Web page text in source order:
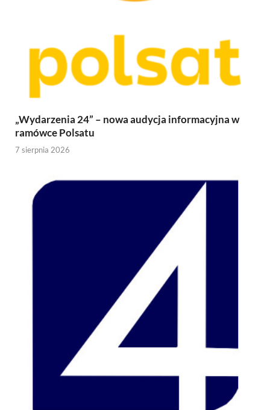
„Wydarzenia 24” – nowa audycja informacyjna w
ramówce Polsatu
7 sierpnia 2026